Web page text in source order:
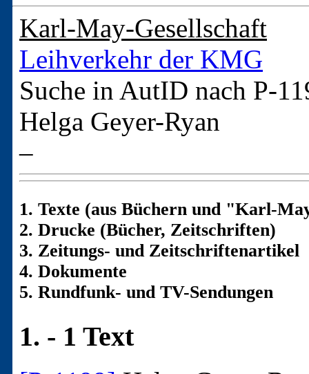
Karl-May-Gesellschaft
Leihverkehr der KMG
Suche in AutID nach P-
Helga Geyer-Ryan
–
1. Texte (aus Büchern und "Karl-
2. Drucke (Bücher, Zeitschriften)
3. Zeitungs- und Zeitschriftenartikel
4. Dokumente
5. Rundfunk- und TV-Sendungen
1. - 1 Text